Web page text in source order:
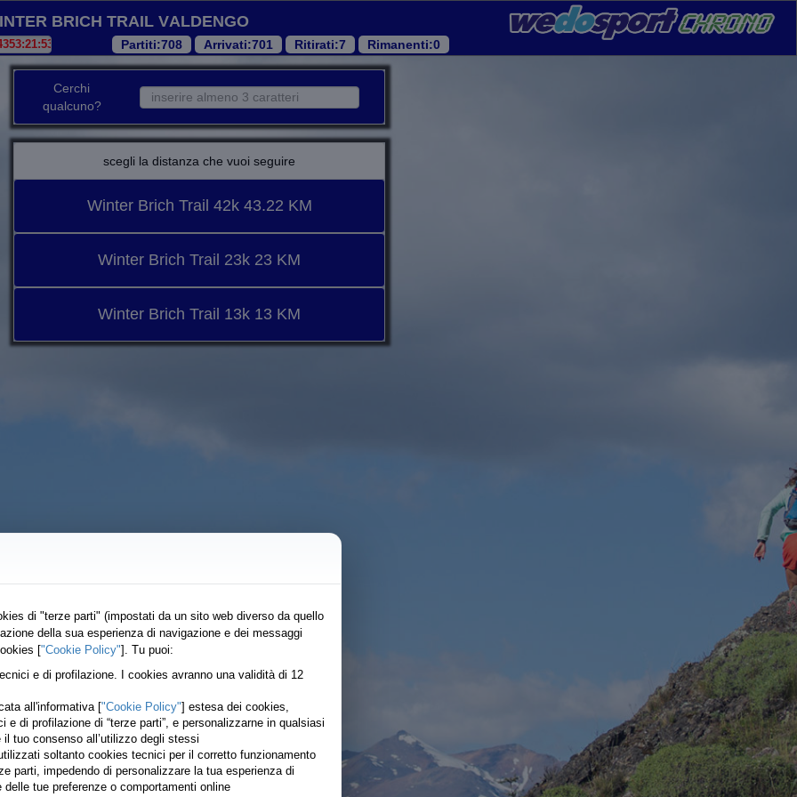
Brich Trail Valdengo
Partiti:708 Arrivati:701 Ritirati:7 Rimanenti:0
Cerchi
qualcuno?
scegli la distanza che vuoi seguire
Winter Brich Trail 42k 43.22 KM
Winter Brich Trail 23k 23 KM
Winter Brich Trail 13k 13 KM
di "terze parti" (impostati da un sito web diverso da quello
della sua esperienza di navigazione e dei messaggi
["Cookie Policy"]. Tu puoi:
e di profilazione. I cookies avranno una validità di 12
all'informativa ["Cookie Policy"] estesa dei cookies,
di profilazione di “terze parti”, e personalizzarne in qualsiasi
tuo consenso all’utilizzo degli stessi
soltanto cookies tecnici per il corretto funzionamento
parti, impedendo di personalizzare la tua esperienza di
tue preferenze o comportamenti online